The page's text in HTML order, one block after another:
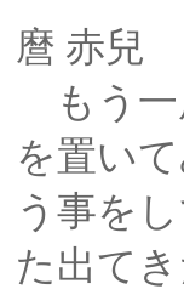
麿 赤兒
もう一
を置い
う事を
た出て